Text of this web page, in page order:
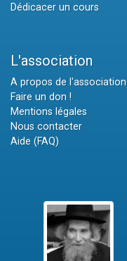
Dédicacer un cours
L'association
A propos de l'association
Faire un don !
Mentions légales
Nous contacter
Aide (FAQ)